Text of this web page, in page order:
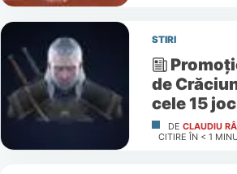
STIRI
de
cele 15
DE CLAUDIU
CITIRE ÎN < 1